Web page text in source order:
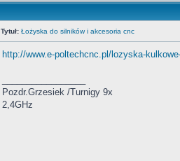
Tytuł: Łożyska do silników i akcesoria cnc
http://www.e-poltechcnc.pl/lozyska-
Pozdr.Grzesiek /Turnigy 9x
2,4GHz